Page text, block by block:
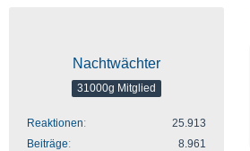
Nachtwächter
31000g Mitglied
Reaktionen
25.913
Beiträge
8.961